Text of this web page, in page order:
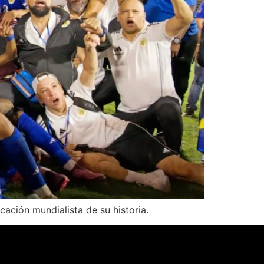
mundialista de su historia.